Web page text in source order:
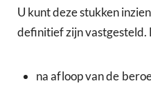
U kunt deze stukken
definitief zijn vastgesteld.
na afloop van de